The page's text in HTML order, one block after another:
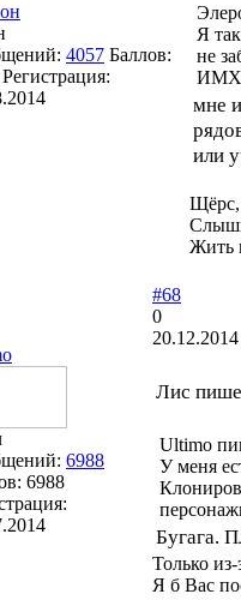
4057 Баллов:
Регистрация:
Я
не
мне
или
Щёрс,
Жить
6988
6988
#68
0
Лис
Ultimo
У меня
Бугага.
Только из-
Я б Вас